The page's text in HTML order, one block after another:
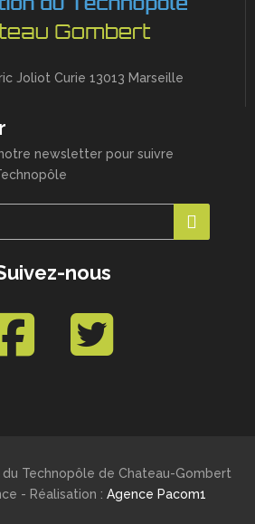
Joliot Curie 13013 Marseille
newsletter pour suivre
nous
Technopôle de Chateau-Gombert
- Réalisation : Agence Pacom1